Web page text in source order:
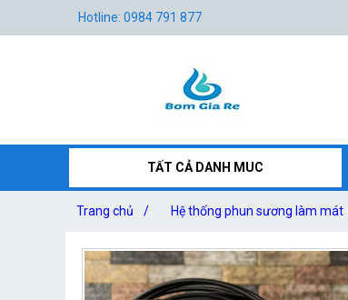
Hotline: 0984 791 877
TẤT CẢ DANH MUC
Trang chủ / Hệ thống phun sương làm mát